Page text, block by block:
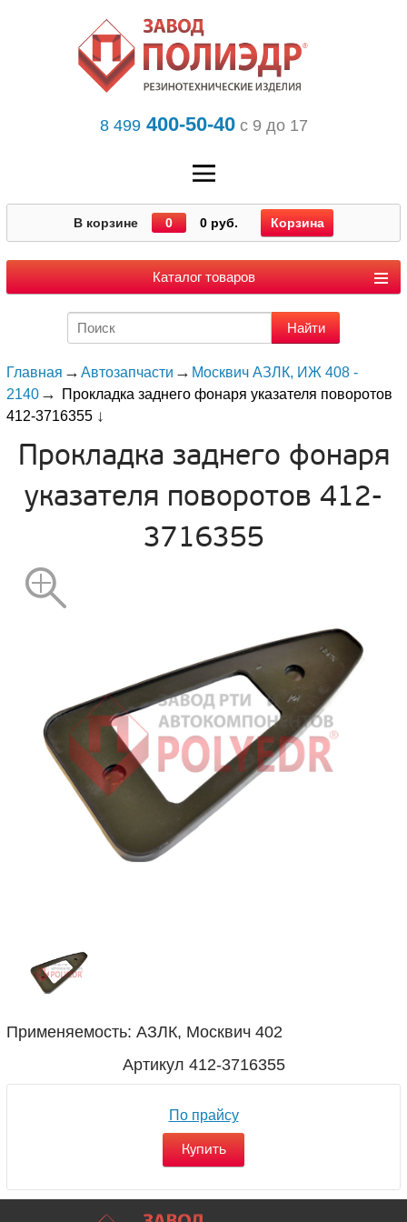
8 499400-50-40с 9 до 17
В корзине 0 0 руб. Корзина
Каталог товаров
Главная Автозапчасти
Москвич АЗЛК, ИЖ 408 -
2140
Прокладка заднего фонаря указателя поворотов
412-3716355
Прокладка заднего фонаря
указателя поворотов 412-
3716355
Применяемость: АЗЛК, Москвич 402
Артикул 412-3716355
По прайсу
Купить